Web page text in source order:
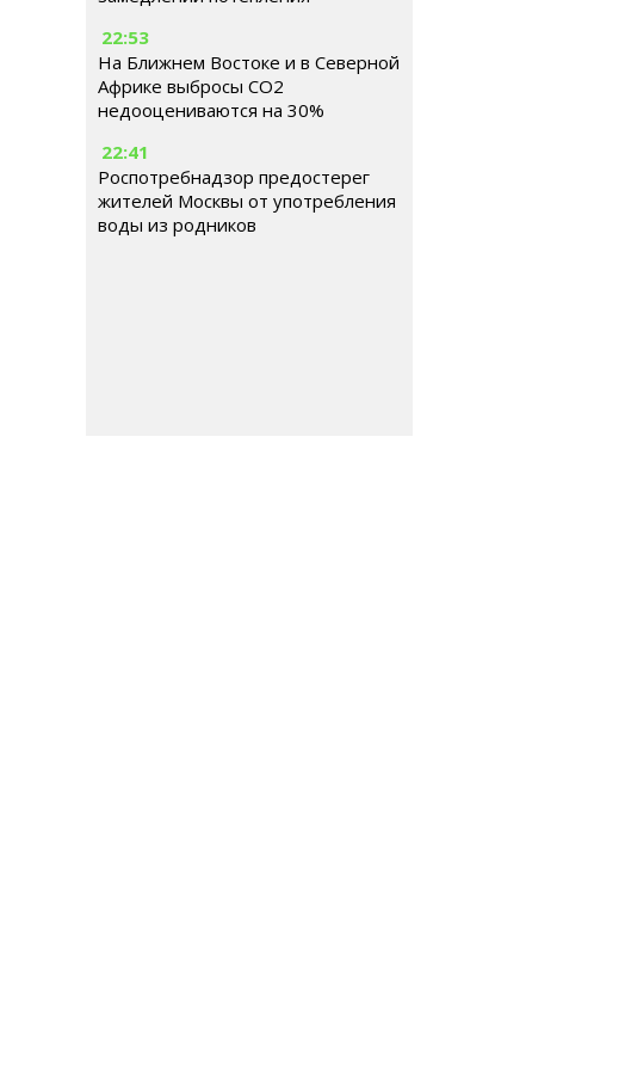
22:53
На Ближнем Востоке и в Северной
Африке выбросы CO2
недооцениваются на 30%
22:41
Роспотребнадзор предостерег
жителей Москвы от употребления
воды из родников